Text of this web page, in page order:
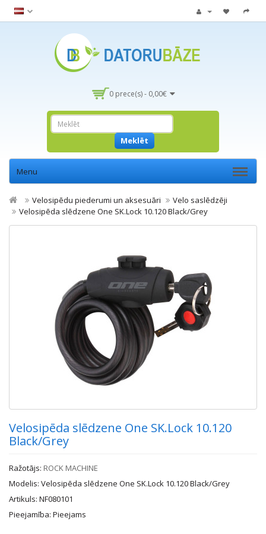
0 prece(s) - 0,00€
Meklēt
Menu
Velosipēdu piederumi un aksesuāri
Velo saslēdzēji
Velosipēda slēdzene One SK.Lock 10.120 Black/Grey
Velosipēda slēdzene One SK.Lock 10.120
Black/Grey
Ražotājs: ROCK MACHINE
Modelis: Velosipēda slēdzene One SK.Lock 10.120 Black/Grey
Artikuls: NF080101
Pieejamība: Pieejams